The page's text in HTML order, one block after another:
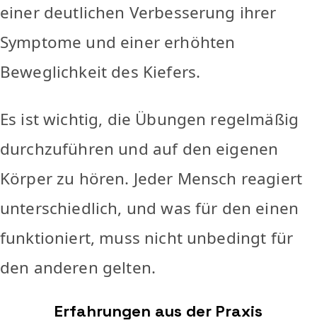
einer deutlichen Verbesserung ihrer
Symptome und einer erhöhten
Beweglichkeit des Kiefers.
Es ist wichtig, die Übungen regelmäßig
durchzuführen und auf den eigenen
Körper zu hören. Jeder Mensch reagiert
unterschiedlich, und was für den einen
funktioniert, muss nicht unbedingt für
den anderen gelten.
Erfahrungen aus der Praxis